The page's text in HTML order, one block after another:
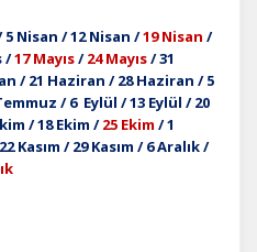
Nisan / 12 Nisan /19 Nisan /
/17 Mayıs/24 Mayıs/ 31
/ 21 Haziran / 28 Haziran / 5
/ 6 Eylül / 13 Eylül / 20
/ 18 Ekim /25 Ekim / 1
Kasım / 29 Kasım / 6 Aralık /